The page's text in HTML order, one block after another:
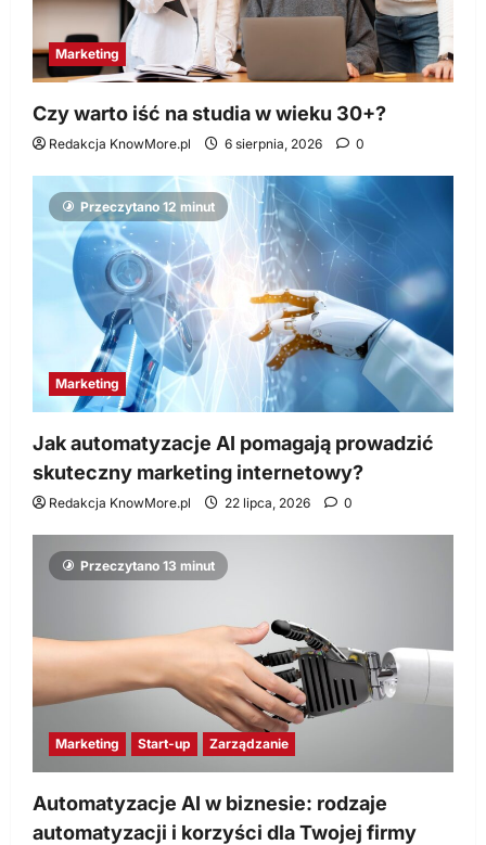
Marketing
Czy warto iść na studia w wieku 30+?
Redakcja KnowMore.pl 6 sierpnia, 2026 0
Przeczytano 12 minut
Marketing
Jak automatyzacje AI pomagają prowadzić
skuteczny marketing internetowy?
Redakcja KnowMore.pl 22 lipca, 2026 0
Przeczytano 13 minut
Marketing Start-up Zarządzanie
Automatyzacje AI w biznesie: rodzaje
automatyzacji i korzyści dla Twojej firmy